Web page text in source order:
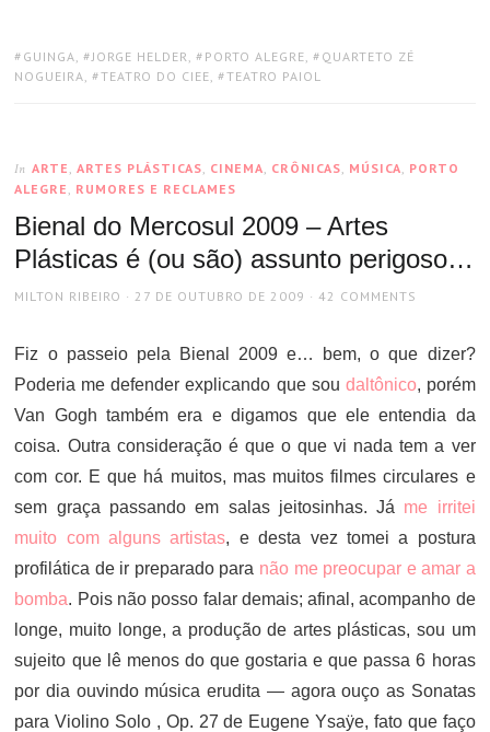
TAGS:
GUINGA, JORGE HELDER, PORTO ALEGRE, QUARTETO ZÉ
NOGUEIRA, TEATRO DO CIEE, TEATRO PAIOL
In ARTE ,ARTES PLÁSTICAS, CINEMA, CRÔNICAS, MÚSICA, PORTO
ALEGRE , RUMORES E RECLAMES
Bienal do Mercosul 2009 – Artes
Plásticas é (ou são) assunto perigoso…
AUTHOR
MILTON RIBEIRO
POSTED
27 DE OUTUBRO DE 2009 42 COMMENTS
Fiz o passeio pela Bienal 2009 e… bem, o que dizer?
Poderia me defender explicando que sou daltônico, porém
Van Gogh também era e digamos que ele entendia da
coisa. Outra consideração é que o que vi nada tem a ver
com cor. E que há muitos, mas muitos filmes circulares e
sem graça passando em salas jeitosinhas. Já me irritei
muito com alguns artistas, e desta vez tomei a postura
profilática de ir preparado para não me preocupar e amar a
bomba. Pois não posso falar demais; afinal, acompanho de
longe, muito longe, a produção de artes plásticas, sou um
sujeito que lê menos do que gostaria e que passa 6 horas
por dia ouvindo música erudita — agora ouço as Sonatas
para Violino Solo , Op. 27 de Eugene Ysaÿe, fato que faço